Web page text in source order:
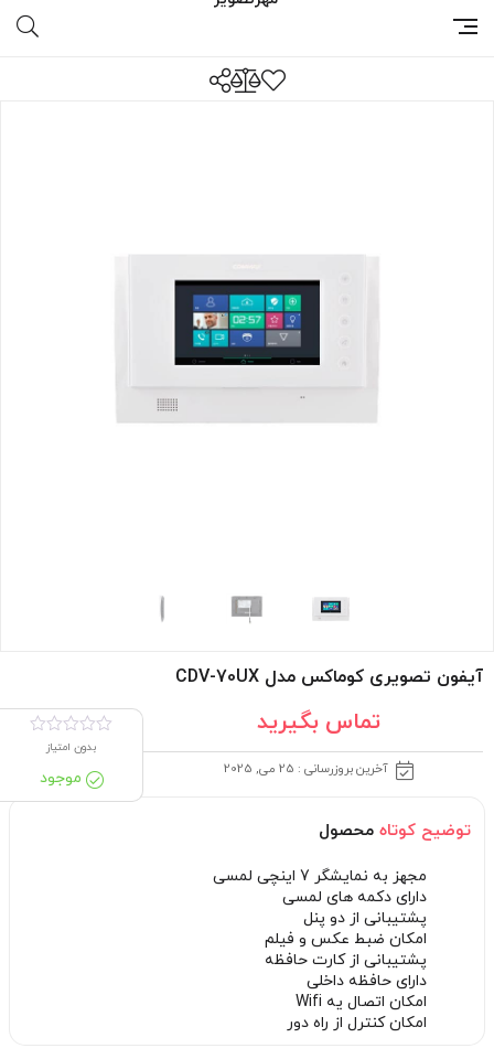
آیفون تصویری کوماکس مدل CDV-70UX
تماس بگیرید
آخرین بروزرسانی : 25 می, 2025
بدون امتیاز
موجود
توضیح کوتاه محصول
مجهز به نمایشگر 7 اینچی لمسی
دارای دکمه های لمسی
پشتیبانی از دو پنل
امکان ضبط عکس و فیلم
پشتیبانی از کارت حافظه
دارای حافظه داخلی
امکان اتصال یه Wifi
امکان کنترل از راه دور